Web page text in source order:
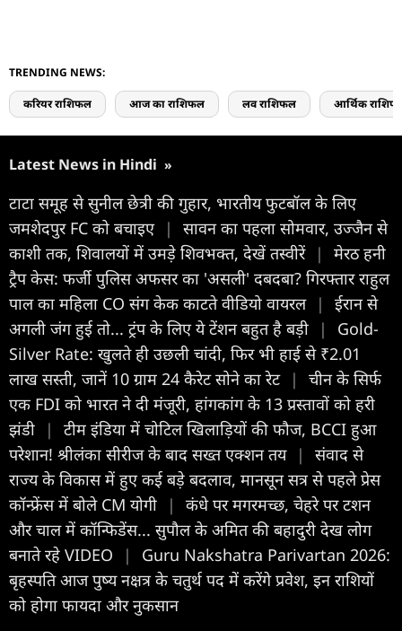
TRENDING NEWS:
करियर राशिफल आज का राशिफल लव राशिफल आर्थिक
Latest News in Hindi »
टाटा समूह से सुनील छेत्री की गुहार, भारतीय फुटबॉल के लिए
जमशेदपुर FC को बचाइए |
सावन का पहला सोमवार, उज्जैन से
काशी तक, श‍िवालयों में उमड़े श‍िवभक्त, देखें तस्वीरें |
मेरठ हनी
ट्रैप केस: फर्जी पुलिस अफसर का 'असली' दबदबा? गिरफ्तार राहुल
पाल का महिला CO संग केक काटते वीडियो वायरल |
ईरान से
अगली जंग हुई तो... ट्रंप के लिए ये टेंशन बहुत है बड़ी
|
Gold-
Silver Rate: खुलते ही उछली चांदी, फिर भी हाई से ₹2.01
लाख सस्ती, जानें 10 ग्राम 24 कैरेट सोने का रेट |
चीन के सिर्फ
एक FDI को भारत ने दी मंजूरी, हांगकांग के 13 प्रस्तावों को हरी
झंडी
|
टीम इंडिया में चोटिल खिलाड़ियों की फौज, BCCI हुआ
परेशान! श्रीलंका सीरीज के बाद सख्त एक्शन तय |
संवाद से
राज्य के विकास में हुए कई बड़े बदलाव, मानसून सत्र से पहले प्रेस
कॉन्फ्रेंस में बोले CM योगी
|
कंधे पर मगरमच्छ, चेहरे पर टशन
और चाल में कॉन्फिडेंस... सुपौल के अमित की बहादुरी देख लोग
बनाते रहे VIDEO
|
Guru Nakshatra Parivartan 2026:
बृहस्पति आज पुष्य नक्षत्र के चतुर्थ पद में करेंगे प्रवेश, इन राशियों
को होगा फायदा और नुकसान